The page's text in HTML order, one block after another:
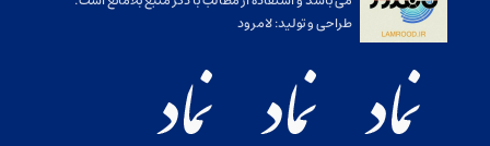
طراحی و تولید:لامرود